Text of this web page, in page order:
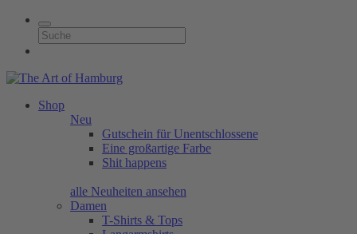
Shop
Neu
Gutschein für Unentschlossene
Eine großartige Farbe
Shit happens
alle Neuheiten ansehen
Damen
T-Shirts & Tops